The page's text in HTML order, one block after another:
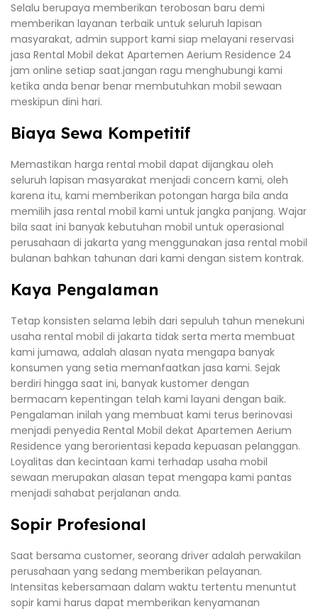
Selalu berupaya memberikan terobosan baru demi
memberikan layanan terbaik untuk seluruh lapisan
masyarakat, admin support kami siap melayani reservasi
jasa Rental Mobil dekat Apartemen Aerium Residence 24
jam online setiap saat.jangan ragu menghubungi kami
ketika anda benar benar membutuhkan mobil sewaan
meskipun dini hari.
Biaya Sewa Kompetitif
Memastikan harga rental mobil dapat dijangkau oleh
seluruh lapisan masyarakat menjadi concern kami, oleh
karena itu, kami memberikan potongan harga bila anda
memilih jasa rental mobil kami untuk jangka panjang. Wajar
bila saat ini banyak kebutuhan mobil untuk operasional
perusahaan di jakarta yang menggunakan jasa rental mobil
bulanan bahkan tahunan dari kami dengan sistem kontrak.
Kaya Pengalaman
Tetap konsisten selama lebih dari sepuluh tahun menekuni
usaha rental mobil di jakarta tidak serta merta membuat
kami jumawa, adalah alasan nyata mengapa banyak
konsumen yang setia memanfaatkan jasa kami. Sejak
berdiri hingga saat ini, banyak kustomer dengan
bermacam kepentingan telah kami layani dengan baik.
Pengalaman inilah yang membuat kami terus berinovasi
menjadi penyedia Rental Mobil dekat Apartemen Aerium
Residence yang berorientasi kepada kepuasan pelanggan.
Loyalitas dan kecintaan kami terhadap usaha mobil
sewaan merupakan alasan tepat mengapa kami pantas
menjadi sahabat perjalanan anda.
Sopir Profesional
Saat bersama customer, seorang driver adalah perwakilan
perusahaan yang sedang memberikan pelayanan.
Intensitas kebersamaan dalam waktu tertentu menuntut
sopir kami harus dapat memberikan kenyamanan